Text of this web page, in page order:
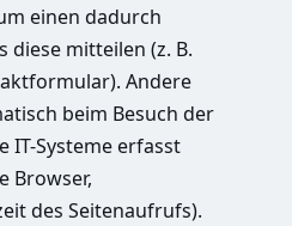
einen dadurch
diese mitteilen (z. B.
Andere
beim Besuch der
IT-Systeme erfasst
Browser,
des Seitenaufrufs).